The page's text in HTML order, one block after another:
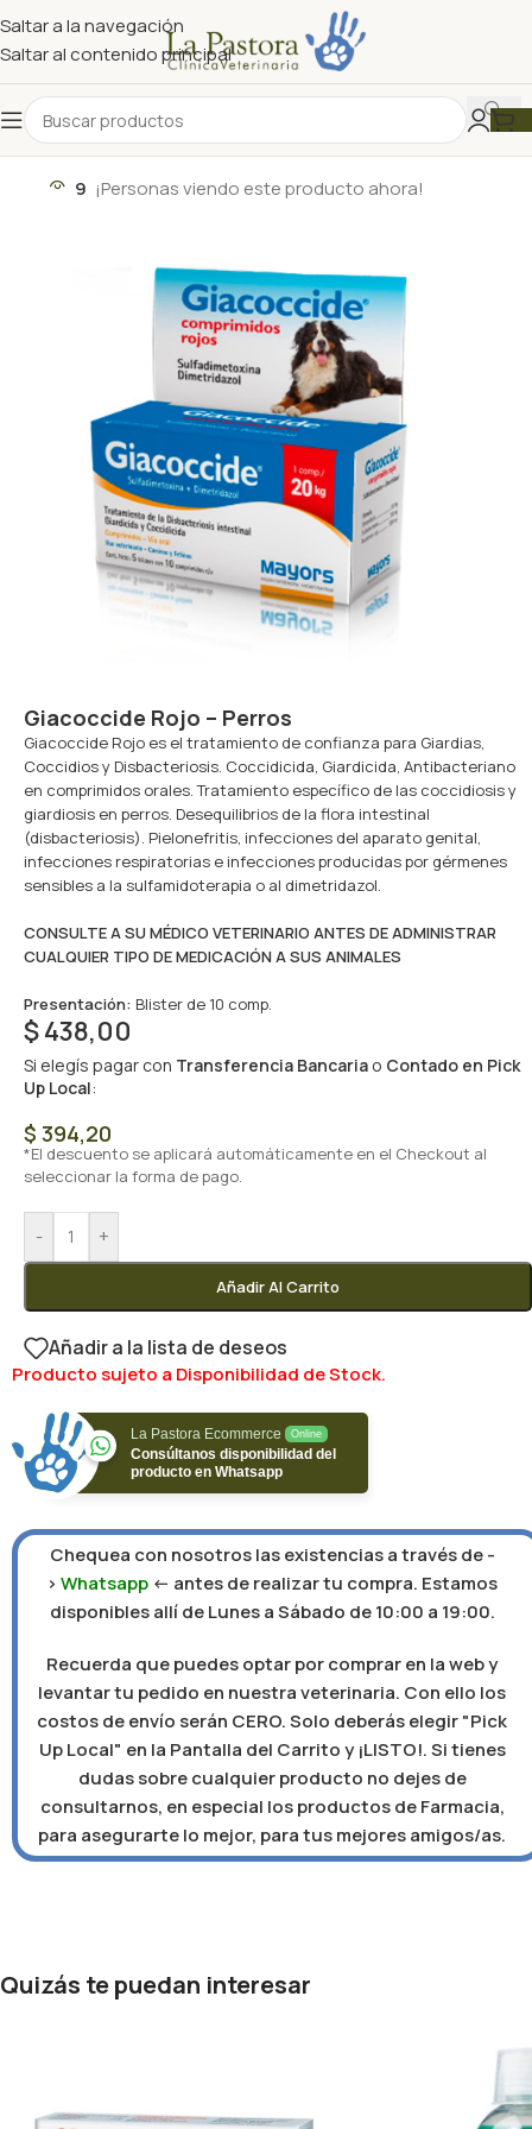
Saltar a la navegación
Saltar al contenido principal
9 ¡Personas viendo este producto ahora!
Giacoccide Rojo – Perros
Giacoccide Rojo es el tratamiento de confianza para Giardias,
Coccidios y Disbacteriosis. Coccidicida, Giardicida, Antibacteriano
en comprimidos orales. Tratamiento específico de las coccidiosis y
giardiosis en perros. Desequilibrios de la flora intestinal
(disbacteriosis). Pielonefritis, infecciones del aparato genital,
infecciones respiratorias e infecciones producidas por gérmenes
sensibles a la sulfamidoterapia o al dimetridazol.
CONSULTE A SU MÉDICO VETERINARIO ANTES DE ADMINISTRAR
CUALQUIER TIPO DE MEDICACIÓN A SUS ANIMALES
Presentación: Blister de 10 comp.
$438,00
Si elegís pagar con Transferencia Bancaria o Contado en Pick
Up Local:
$ 394,20
*El descuento se aplicará automáticamente en el Checkout al
seleccionar la forma de pago.
- +
Añadir Al Carrito
Añadir a la lista de deseos
Producto sujeto a Disponibilidad de Stock.
La Pastora Ecommerce Online
Consúltanos disponibilidad del
producto en Whatsapp
Chequea con nosotros las existencias a través de -
>Whatsapp <- antes de realizar tu compra. Estamos
disponibles allí de Lunes a Sábado de 10:00 a 19:00.
Recuerda que puedes optar por comprar en la web y
levantar tu pedido en nuestra veterinaria. Con ello los
costos de envío serán CERO. Solo deberás elegir "Pick
Up Local" en la Pantalla del Carrito y ¡LISTO!. Si tienes
dudas sobre cualquier producto no dejes de
consultarnos, en especial los productos de Farmacia,
para asegurarte lo mejor, para tus mejores amigos/as.
Quizás te puedan interesar